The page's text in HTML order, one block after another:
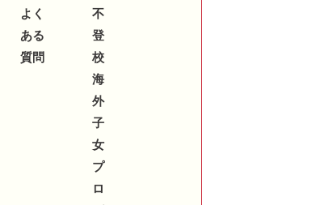
よく
ある
質問
不
登
校
海
外
子
女
プ
ロ